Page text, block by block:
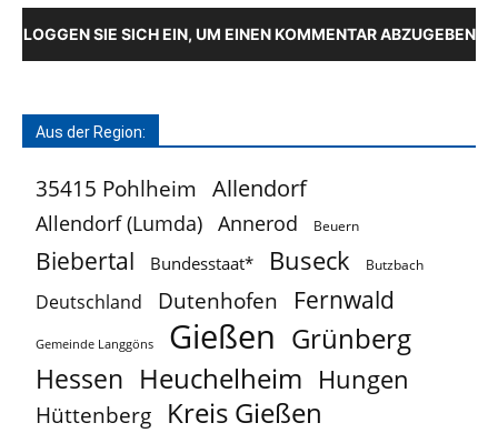
LOGGEN SIE SICH EIN, UM EINEN KOMMENTAR ABZUGEBEN
Aus der Region:
35415 Pohlheim Allendorf
Allendorf (Lumda) Annerod Beuern
Biebertal Bundesstaat* Buseck Butzbach
Deutschland Dutenhofen Fernwald
Gemeinde Langgöns Gießen Grünberg
Hessen Heuchelheim Hungen
Hüttenberg Kreis Gießen